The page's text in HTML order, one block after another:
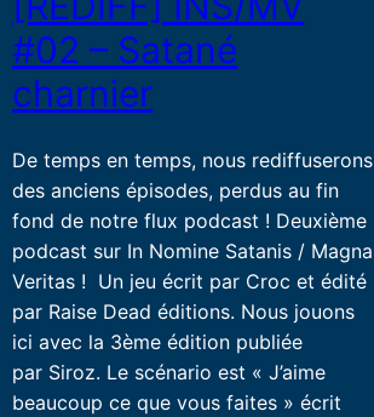
#02 – Satané
charnier
De temps en temps, nous rediffuserons
des anciens épisodes, perdus au fin
fond de notre flux podcast ! Deuxième
podcast sur In Nomine Satanis / Magna
Veritas ! Un jeu écrit par Croc et édité
par Raise Dead éditions. Nous jouons
ici avec la 3ème édition publiée
par Siroz. Le scénario est « J’aime
beaucoup ce que vous faites » écrit